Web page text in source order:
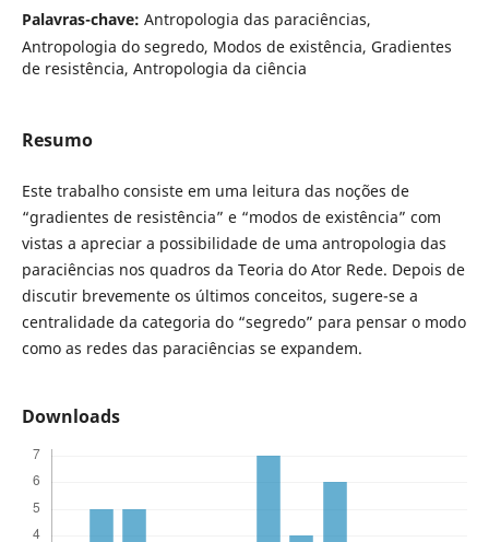
Palavras-chave: Antropologia das paraciências,
Antropologia do segredo, Modos de existência, Gradientes
de resistência, Antropologia da ciência
Resumo
Este trabalho consiste em uma leitura das noções de
“gradientes de resistência” e “modos de existência” com
vistas a apreciar a possibilidade de uma antropologia das
paraciências nos quadros da Teoria do Ator Rede. Depois de
discutir brevemente os últimos conceitos, sugere-se a
centralidade da categoria do “segredo” para pensar o modo
como as redes das paraciências se expandem.
Downloads